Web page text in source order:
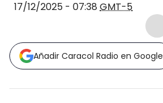
17/12/2025 - 07:38 GMT-5
Añadir Caracol Radio en Google